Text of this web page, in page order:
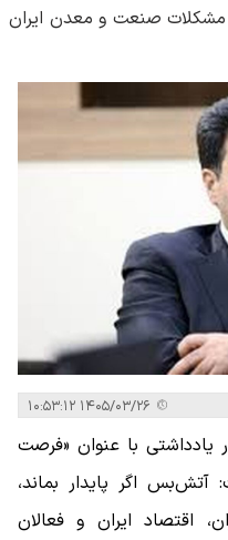
صنعت و معدن ایران
با عنوان «فرصت
آتش‌بس اگر پایدار بماند،
اقتصاد ایران و فعالان